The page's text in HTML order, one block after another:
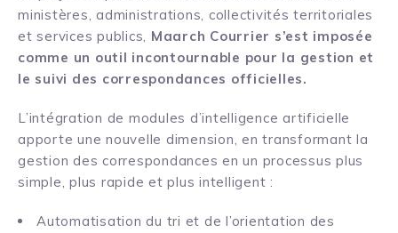
ministères, administrations, collectivités territoriales
et services publics, Maarch Courrier s’est imposée
comme un outil incontournable pour la gestion et
le suivi des correspondances officielles.
L’intégration de modules d’intelligence artificielle
apporte une nouvelle dimension, en transformant la
gestion des correspondances en un processus plus
simple, plus rapide et plus intelligent :
Automatisation du tri et de l’orientation des